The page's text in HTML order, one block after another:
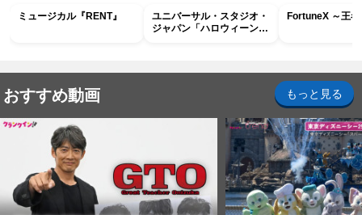
ミュージカル『RENT』
ユニバーサル・スタジオ・
ジャパン「ハロウィーン・
FortuneX ～王
おすすめ動画 もっと見る